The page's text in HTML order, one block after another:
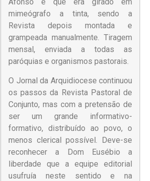
mimeógrafo a tinta, sendo a
Revista depois montada e
grampeada manualmente. Tiragem
mensal, enviada a todas as
paróquias e organismos pastorais.
O Jornal da Arquidiocese continuou
os passos da Revista Pastoral de
Conjunto, mas com a pretensão de
ser um grande informativo-
formativo, distribuído ao povo, o
menos clerical possível. Deve-se
reconhecer a Dom Eusébio a
liberdade que a equipe editorial
usufruía neste sentido e na